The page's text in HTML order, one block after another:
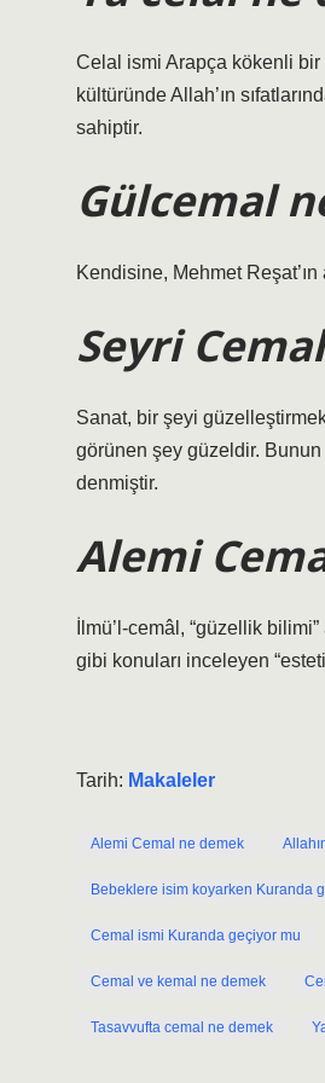
Celal ismi Arapça kökenli bir
kültüründe Allah’ın
sahiptir.
Gülcemal
Kendisine, Mehmet
Seyri
Sanat, bir şeyi
görünen şey güzeldir. Bunun
denmiştir.
Alemi
İlmü’l-cemâl, “güzellik
gibi konuları inceleyen
Tarih: Makaleler
Alemi Cemal ne demek
Bebeklere isim koyarken Kuranda
Cemal ismi Kuranda geçiyor mu
Cemal ve kemal ne demek
Tasavvufta cemal ne demek